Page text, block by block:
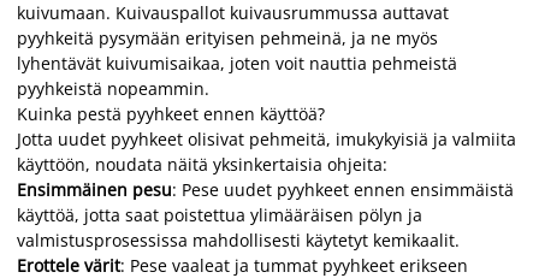
kuivumaan. Kuivauspallot kuivausrummussa auttavat
pyyhkeitä pysymään erityisen pehmeinä, ja ne myös
lyhentävät kuivumisaikaa, joten voit nauttia pehmeistä
pyyhkeistä nopeammin.
Kuinka pestä pyyhkeet ennen käyttöä?
Jotta uudet pyyhkeet olisivat pehmeitä, imukykyisiä ja valmiita
käyttöön, noudata näitä yksinkertaisia ohjeita:
Ensimmäinen pesu: Pese uudet pyyhkeet ennen ensimmäistä
käyttöä, jotta saat poistettua ylimääräisen pölyn ja
valmistusprosessissa mahdollisesti käytetyt kemikaalit.
Erottele värit: Pese vaaleat ja tummat pyyhkeet erikseen